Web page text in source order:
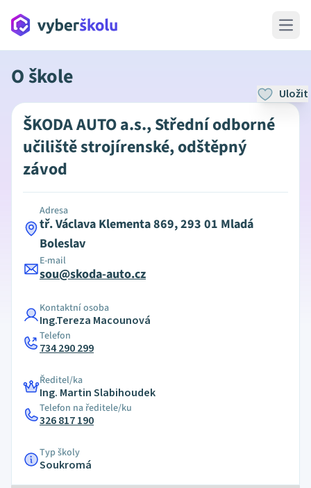
Open
O škole
Uložit
ŠKODA AUTO a.s., Střední odborné
učiliště strojírenské, odštěpný
závod
Adresa
tř. Václava Klementa 869, 293 01 Mladá
Boleslav
E-mail
sou@skoda-auto.cz
Kontaktní osoba
Ing.Tereza Macounová
Telefon
734 290 299
Ředitel/ka
Ing. Martin Slabihoudek
Telefon na ředitele/ku
326 817 190
Typ školy
Soukromá